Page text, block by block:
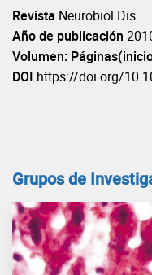
Revista Neurobiol Dis
Año de publicación
Volumen:
DOI https://doi.org/
Grupos de